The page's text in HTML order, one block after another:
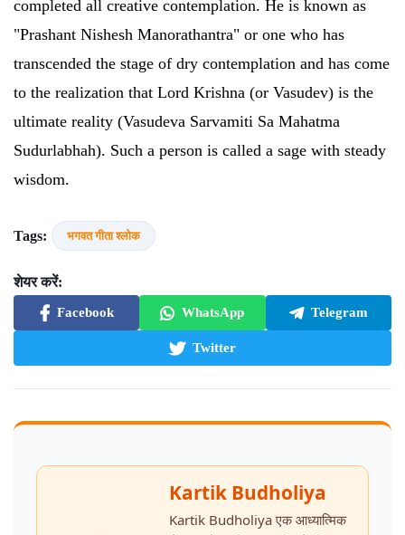
completed all creative contemplation. He is known as
"Prashant Nishesh Manorathantra" or one who has
transcended the stage of dry contemplation and has come
to the realization that Lord Krishna (or Vasudev) is the
ultimate reality (Vasudeva Sarvamiti Sa Mahatma
Sudurlabhah). Such a person is called a sage with steady
wisdom.
Tags: भगवत गीता श्लोक
शेयर करें:
Facebook WhatsApp Telegram
Twitter
Kartik Budholiya
Kartik Budholiya एक आध्यात्मिक